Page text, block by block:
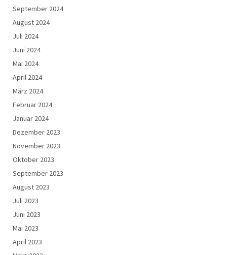
September 2024
August 2024
Juli 2024
Juni 2024
Mai 2024
April 2024
März 2024
Februar 2024
Januar 2024
Dezember 2023
November 2023
Oktober 2023
September 2023
August 2023
Juli 2023
Juni 2023
Mai 2023
April 2023